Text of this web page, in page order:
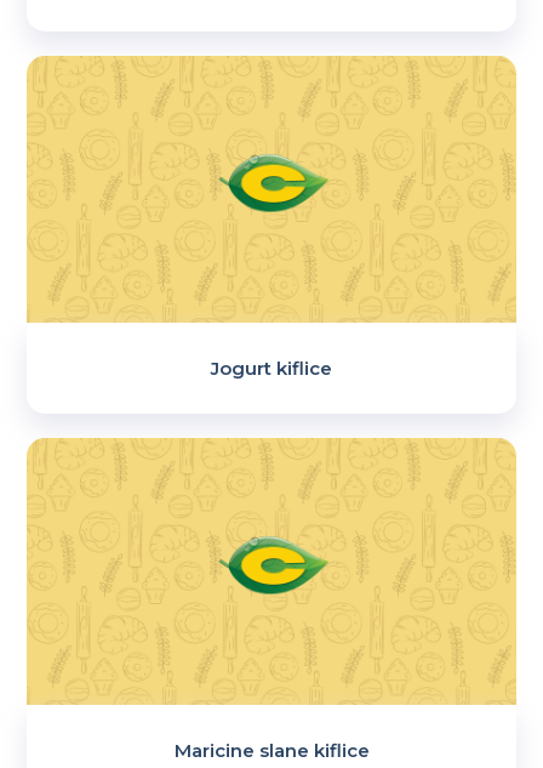
Jogurt kiflice
Maricine slane kiflice